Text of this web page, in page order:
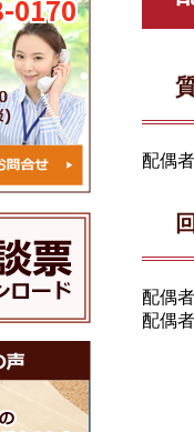
0170
配偶
配偶
配偶